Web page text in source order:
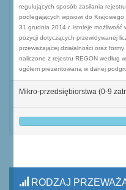
regulujących sposób zasilania
podlegających wpisowi do
31 grudnia 2014 r. istnieje możliwość
pozycji dotyczących przewidywanej
przeważającej działalności oraz
naliczone z rejestru REGON według
ogółem prezentowaną w danej
Mikro-przedsiębiorstwa (0-9
RODZAJ